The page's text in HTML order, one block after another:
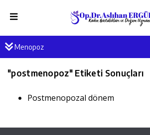
Menopoz
"postmenopoz" Etiketi Sonuçları
Postmenopozal dönem